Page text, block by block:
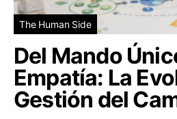
The Human Side
Del Mando
Empatía: La
Gestión del